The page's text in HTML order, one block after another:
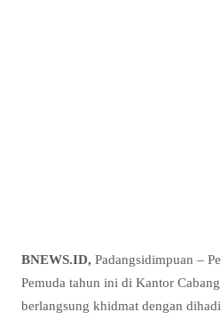
BNEWS.ID, Padangsidimpuan –
Pemuda tahun ini di Kantor
berlangsung khidmat dengan